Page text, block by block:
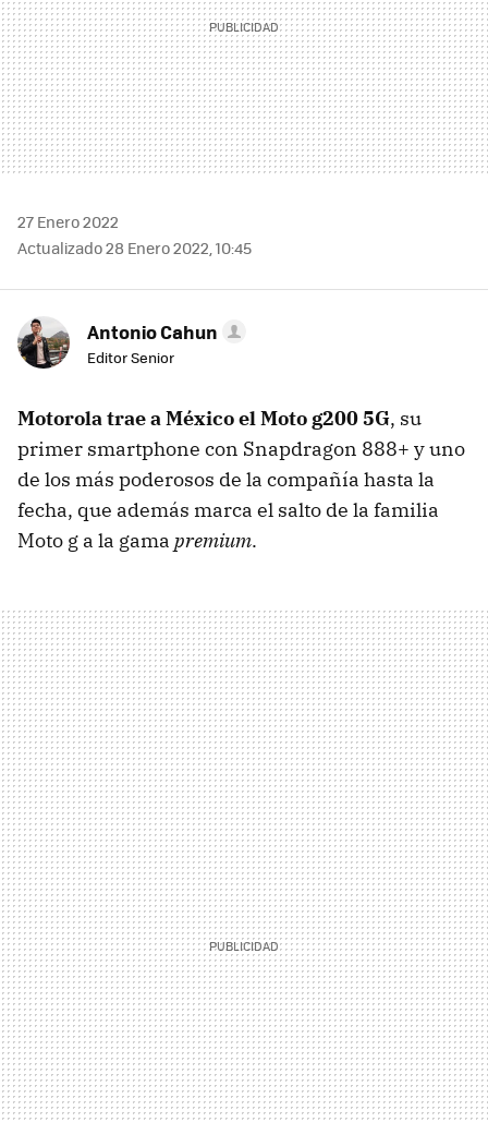
27 Enero 2022
Actualizado 28 Enero 2022, 10:45
Antonio Cahun
Editor Senior
Motorola trae a México el Moto g200 5G, su
primer smartphone con Snapdragon 888+ y uno
de los más poderosos de la compañía hasta la
fecha, que además marca el salto de la familia
Moto g a la gama premium.